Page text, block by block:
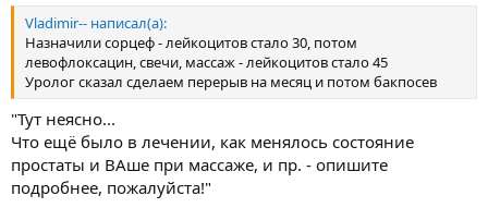
Vladimir-- написал(а):
Назначили сорцеф - лейкоцитов стало 30, потом
левофлоксацин, свечи, массаж - лейкоцитов стало 45
Уролог сказал сделаем перерыв на месяц и потом бакпосев
"Тут неясно...
Что ещё было в лечении, как менялось состояние
простаты и ВАше при массаже, и пр. - опишите
подробнее, пожалуйста!"